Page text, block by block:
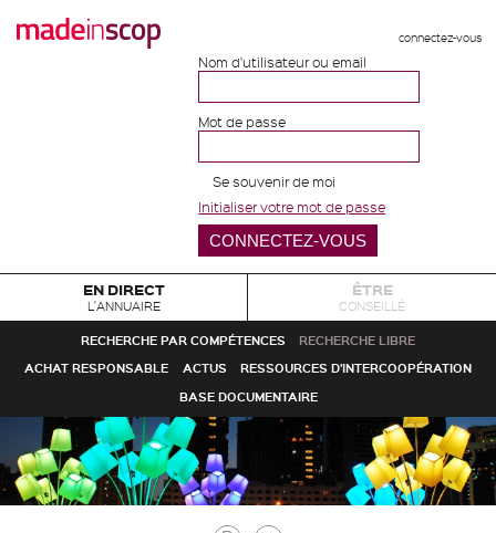
connectez-vous
Nom d'utilisateur ou email
Mot de passe
Se souvenir de moi
Initialiser votre mot de passe
EN DIRECT
L'ANNUAIRE
ÊTRE
CONSEILLÉ
RECHERCHE PAR COMPÉTENCES
RECHERCHE LIBRE
ACHAT RESPONSABLE
ACTUS
RESSOURCES D'INTERCOOPÉRATION
BASE DOCUMENTAIRE